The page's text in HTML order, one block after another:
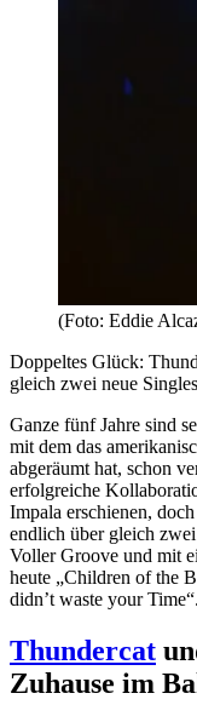
(Foto: Eddie
Doppeltes Glück:
gleich zwei neue
Ganze fünf Jahre sind
mit dem das
abgeräumt hat, schon
erfolgreiche
Impala erschienen,
endlich über gleich
Voller Groove und mit
heute „Children of the
didn’t waste your Time“.
Thundercat
Zuhause im